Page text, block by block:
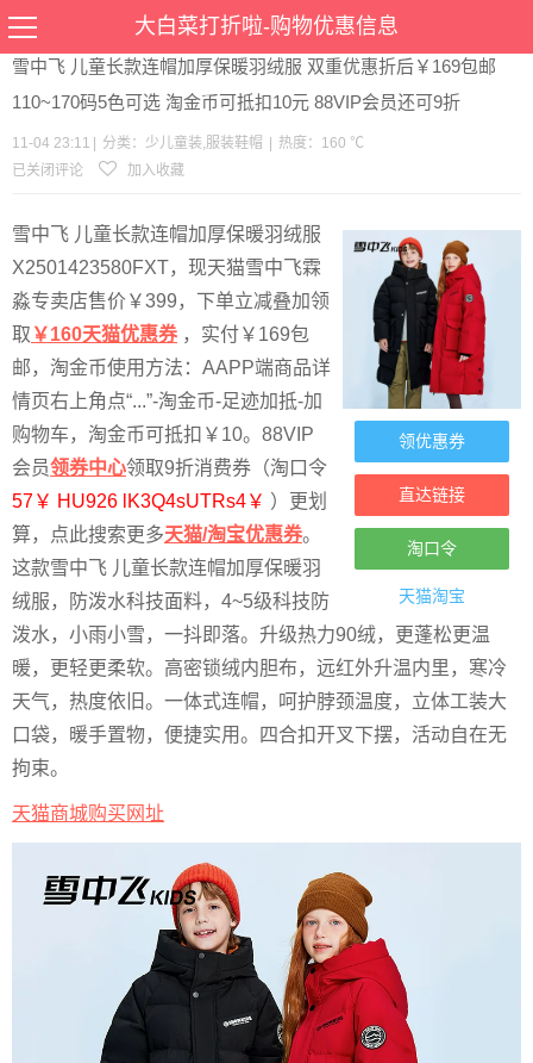
大白菜打折啦-购物优惠信息
当前位置： 优惠>少儿童装服装鞋帽>文章详情
雪中飞 儿童长款连帽加厚保暖羽绒服 双重优惠折后￥169包邮
110~170码5色可选 淘金币可抵扣10元 88VIP会员还可9折
11-04 23:11 分类： 少儿童装, 服装鞋帽
热度：160 ℃
已关闭评论
加入收藏
领优惠券
直达链接
淘口令
天猫淘宝
雪中飞 儿童长款连帽加厚保暖羽绒服
X2501423580FXT，现天猫雪中飞霖
淼专卖店售价￥399，下单立减叠加领
取 ￥160天猫优惠券，实付￥169包
邮，淘金币使用方法：AAPP端商品详
情页右上角点“...”-淘金币-足迹加抵-加
购物车，淘金币可抵扣￥10。88VIP
会员领券中心领取9折消费券（淘口令
57￥ HU926 lK3Q4sUTRs4￥ ）更划
算，点此搜索更多天猫/淘宝优惠券。
这款雪中飞 儿童长款连帽加厚保暖羽
绒服，防泼水科技面料，4~5级科技防
泼水，小雨小雪，一抖即落。升级热力90绒，更蓬松更温
暖，更轻更柔软。高密锁绒内胆布，远红外升温内里，寒冷
天气，热度依旧。一体式连帽，呵护脖颈温度，立体工装大
口袋，暖手置物，便捷实用。四合扣开叉下摆，活动自在无
拘束。
天猫商城购买网址